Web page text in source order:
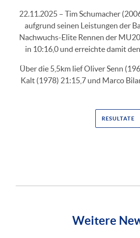
22.11.2025 – Tim Schumacher
aufgrund seinen Leistungen der
Nachwuchs-Elite Rennen der
in 10:16,0 und erreichte damit
Über die 5,5km lief Oliver Senn
Kalt (1978) 21:15,7 und Marco
RESULTATE
Weitere